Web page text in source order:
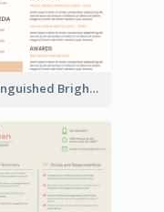
Distinguished Bright College Student Resume